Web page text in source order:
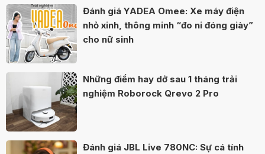
Đánh giá YADEA Omee: Xe máy điện
nhỏ xinh, thông minh “đo ni đóng giày”
cho nữ sinh
Những điểm hay dở sau 1 tháng trải
nghiệm Roborock Qrevo 2 Pro
Đánh giá JBL Live 780NC: Sự cá tính